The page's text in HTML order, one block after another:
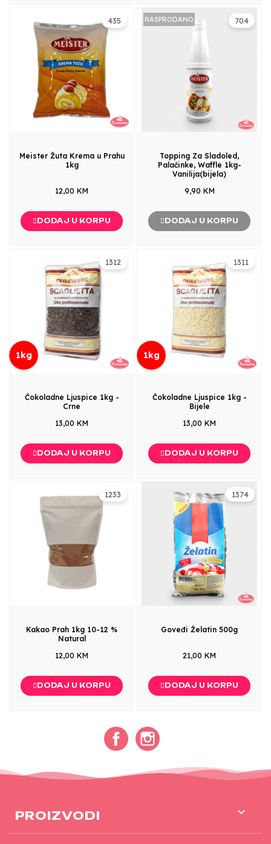
435
Meister Žuta Krema u Prahu
1kg
12,00 KM
DODAJ U KORPU
704
RASPRODANO
Topping Za Sladoled,
Palačinke, Waffle 1kg-
Vanilija(bijela)
9,90 KM
DODAJ U KORPU
1312
1kg
Čokoladne Ljuspice 1kg -
Crne
13,00 KM
DODAJ U KORPU
1311
1kg
Čokoladne Ljuspice 1kg -
Bijele
13,00 KM
DODAJ U KORPU
1233
Kakao Prah 1kg 10-12 %
Natural
12,00 KM
DODAJ U KORPU
1374
Goveđi Želatin 500g
21,00 KM
DODAJ U KORPU
Facebook
PROIZVODI 